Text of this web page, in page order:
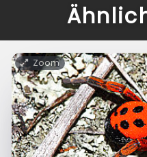
Zoom